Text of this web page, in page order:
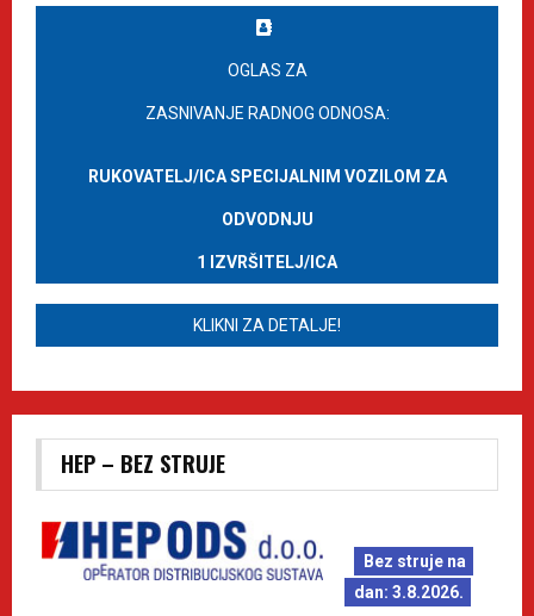
OGLAS ZA
ZASNIVANJE RADNOG ODNOSA:
RUKOVATELJ/ICA SPECIJALNIM VOZILOM ZA
ODVODNJU
1 IZVRŠITELJ/ICA
KLIKNI ZA DETALJE!
HEP – BEZ STRUJE
Bez struje na
dan: 3.8.2026.